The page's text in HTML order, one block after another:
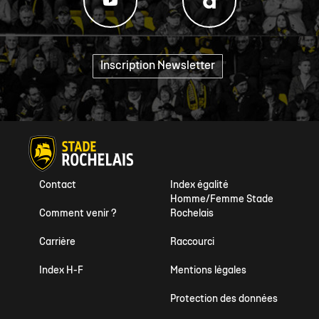
Inscription Newsletter "
Index égalité
Homme/Femme Stade
Rochelais
Contact
Comment venir ?
Raccourci
Carrière
Mentions légales
Index H-F
Protection des données